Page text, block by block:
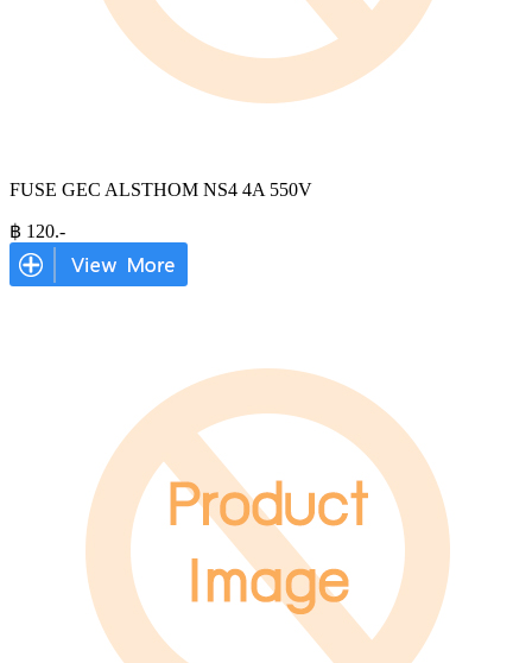
FUSE GEC ALSTHOM NS4 4A 550V
฿ 120.-